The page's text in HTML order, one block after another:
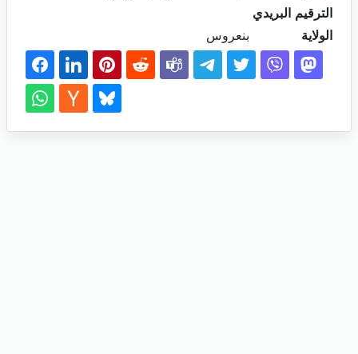
الترقيم البريدي
الولاية
بنعروس